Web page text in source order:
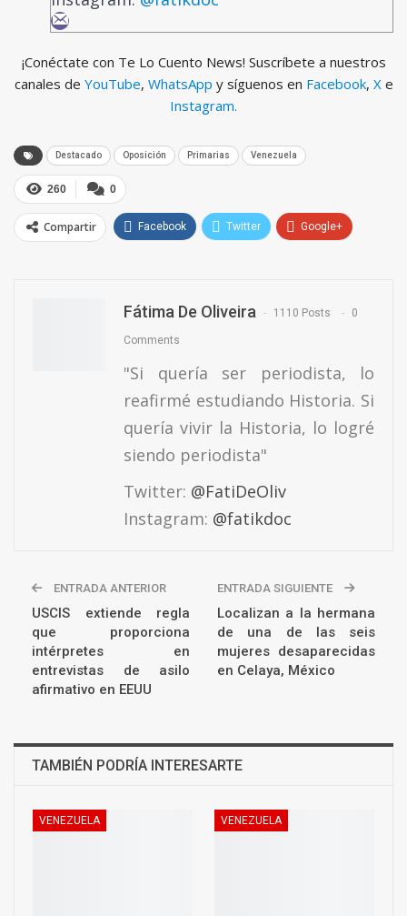
¡Conéctate con Te Lo Cuento News! Suscríbete a nuestros
canales de YouTube, WhatsApp y síguenos en Facebook, X e
Instagram.
Destacado Oposición Primarias Venezuela
0
260
Compartir Facebook Twitter Google+
Fátima De Oliveira 1110 Posts 0
Comments
"Si quería ser periodista, lo
reafirmé estudiando Historia. Si
quería vivir la Historia, lo logré
siendo periodista"
Twitter: @FatiDeOliv
Instagram: @fatikdoc
ENTRADA ANTERIOR
USCIS extiende regla
que proporciona
intérpretes en
entrevistas de asilo
afirmativo en EEUU
ENTRADA SIGUIENTE
Localizan a la hermana
de una de las seis
mujeres desaparecidas
en Celaya, México
TAMBIÉN PODRÍA INTERESARTE
VENEZUELA VENEZUELA